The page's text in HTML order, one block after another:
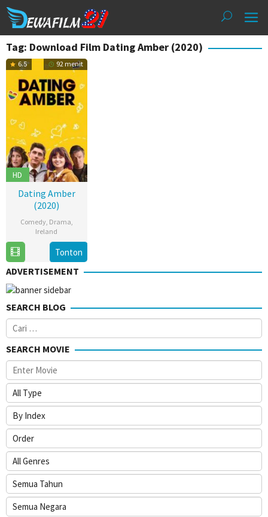
Loncat
ke
konten
Tag: Download Film Dating Amber (2020)
6.5 92 menit
HD
Dating Amber
(2020)
Comedy, Drama
Ireland
Jun
2020
David
Freyne
Tonton
ADVERTISEMENT
SEARCH BLOG
Cari
untuk:
SEARCH MOVIE